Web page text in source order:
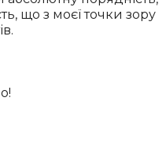
що з моєї точки зору